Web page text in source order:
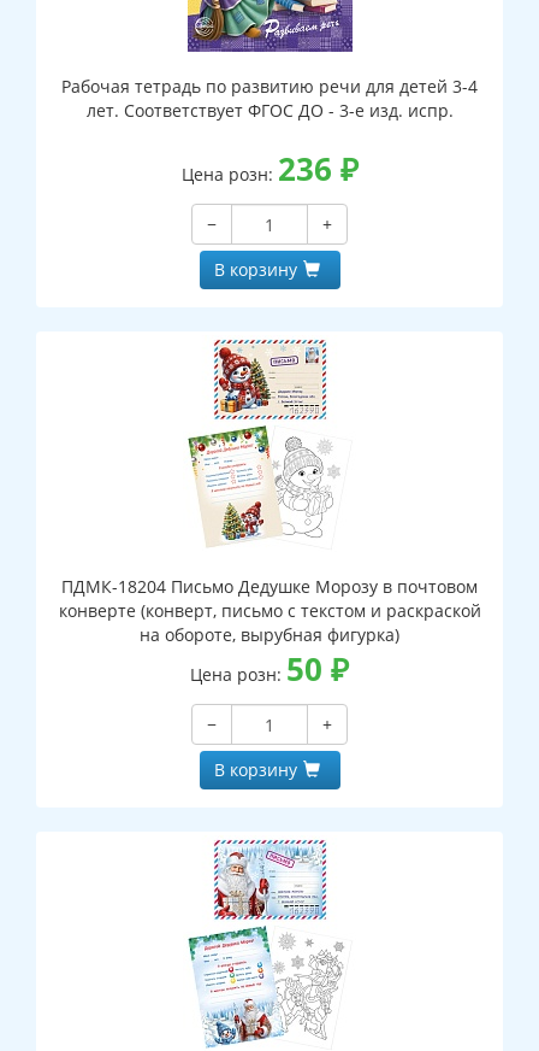
Рабочая тетрадь по развитию речи для детей 3-4
лет. Соответствует ФГОС ДО - 3-е изд. испр.
Цена розн: 236 ₽
−
+
В корзину
ПДМК-18204 Письмо Дедушке Морозу в почтовом
конверте (конверт, письмо с текстом и раскраской
на обороте, вырубная фигурка)
Цена розн: 50 ₽
−
+
В корзину